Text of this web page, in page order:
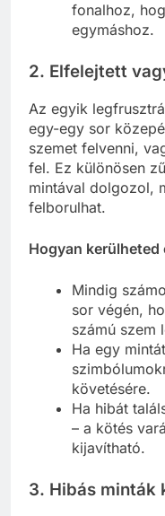
fonalhoz,
egymáshoz.
2. Elfelejtett
Az egyik
egy-egy sor
szemet felvenni,
fel. Ez különösen
mintával dolgozol,
felborulhat.
Hogyan kerülheted
Mindig
sor végén,
számú szem
Ha egy
követésére.
Ha hibát
– a kötés
kijavítható.
3. Hibás minták